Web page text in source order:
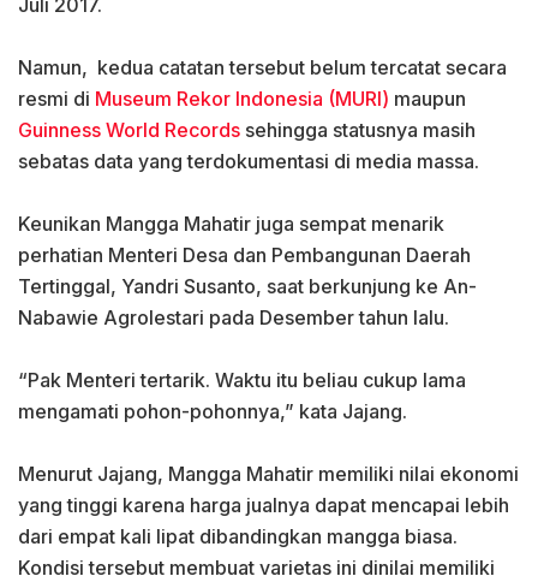
Juli 2017.
‎Namun, kedua catatan tersebut belum tercatat secara
resmi di Museum Rekor Indonesia (MURI) maupun
Guinness World Records sehingga statusnya masih
sebatas data yang terdokumentasi di media massa.
‎Keunikan Mangga Mahatir juga sempat menarik
perhatian Menteri Desa dan Pembangunan Daerah
Tertinggal, Yandri Susanto, saat berkunjung ke An-
Nabawie Agrolestari pada Desember tahun lalu.
‎“Pak Menteri tertarik. Waktu itu beliau cukup lama
mengamati pohon-pohonnya,” kata Jajang.
‎Menurut Jajang, Mangga Mahatir memiliki nilai ekonomi
yang tinggi karena harga jualnya dapat mencapai lebih
dari empat kali lipat dibandingkan mangga biasa.
Kondisi tersebut membuat varietas ini dinilai memiliki